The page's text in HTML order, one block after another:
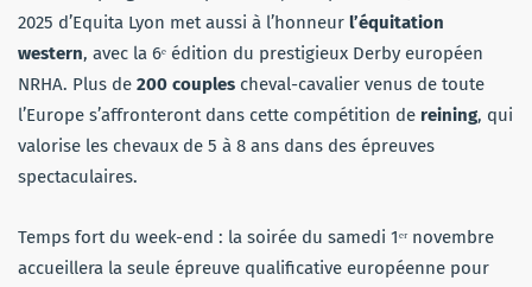
2025 d’Equita Lyon met aussi à l’honneur l’équitation
western, avec la 6ᵉ édition du prestigieux Derby européen
NRHA. Plus de 200 couples cheval-cavalier venus de toute
l’Europe s’affronteront dans cette compétition de reining, qui
valorise les chevaux de 5 à 8 ans dans des épreuves
spectaculaires.
Temps fort du week-end : la soirée du samedi 1ᵉʳ novembre
accueillera la seule épreuve qualificative européenne pour